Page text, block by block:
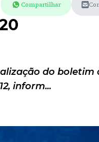
Compartilhar
do boletim
inform...